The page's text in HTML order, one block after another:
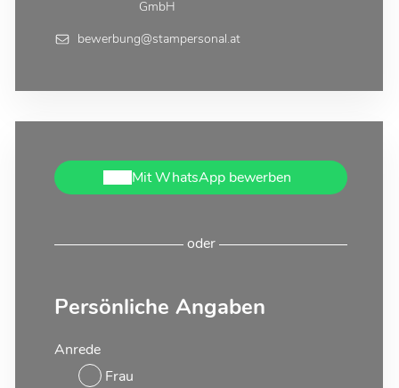
GmbH
bewerbung@stampersonal.at
Mit WhatsApp bewerben
oder
Persönliche Angaben
Anrede
Frau